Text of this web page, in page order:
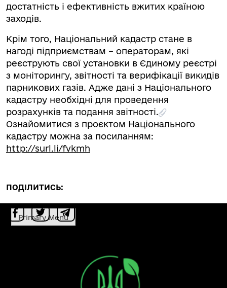
достатність і ефективність вжитих країною
заходів.
Крім того, Національний кадастр стане в
нагоді підприємствам – операторам, які
реєструють свої установки в Єдиному реєстрі
з моніторингу, звітності та верифікації викидів
парникових газів. Адже дані з Національного
кадастру необхідні для проведення
розрахунків та подання звітності.
Ознайомитися з проєктом Національного
кадастру можна за посиланням:
http://surl.li/fvkmh
ПОДІЛИТИСЬ:
Primary Menu